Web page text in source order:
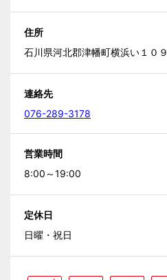
住所
石川県河北郡津幡町横浜い１０９
連絡先
076-289-3178
営業時間
8:00～19:00
定休日
日曜・祝日